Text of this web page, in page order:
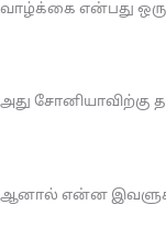
வாழ்க்கை என்பது
அது சோனியாவிற்கு
ஆனால் என்ன